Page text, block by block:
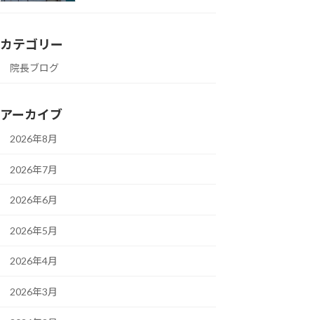
カテゴリー
院長ブログ
アーカイブ
2026年8月
2026年7月
2026年6月
2026年5月
2026年4月
2026年3月